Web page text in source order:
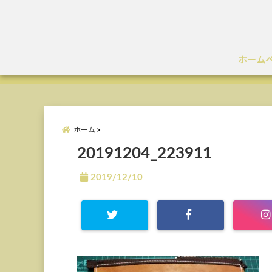
ホーム
ホーム
20191204_223911
2019/12/10